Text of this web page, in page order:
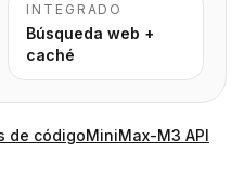
INTEGRADO
Búsqueda web +
caché
de códigoMiniMax-M3 API